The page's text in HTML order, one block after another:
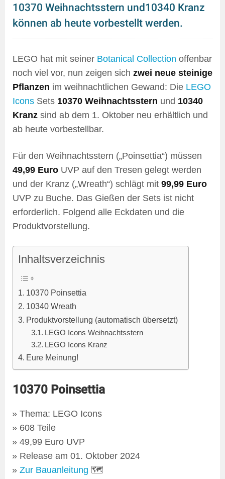
10370 Weihnachtsstern und10340 Kranz
können ab heute vorbestellt werden.
LEGO hat mit seiner Botanical Collection offenbar
noch viel vor, nun zeigen sich zwei neue steinige
Pflanzen im weihnachtlichen Gewand: Die LEGO
Icons Sets 10370 Weihnachtsstern und 10340
Kranz sind ab dem 1. Oktober neu erhältlich und
ab heute vorbestellbar.
Für den Weihnachtsstern („Poinsettia“) müssen
49,99 Euro UVP auf den Tresen gelegt werden
und der Kranz („Wreath“) schlägt mit 99,99 Euro
UVP zu Buche. Das Gießen der Sets ist nicht
erforderlich. Folgend alle Eckdaten und die
Produktvorstellung.
Inhaltsverzeichnis
10370 Poinsettia
10340 Wreath
Produktvorstellung (automatisch übersetzt)
LEGO Icons Weihnachtsstern
LEGO Icons Kranz
Eure Meinung!
10370 Poinsettia
Thema: LEGO Icons
608 Teile
49,99 Euro UVP
Release am 01. Oktober 2024
Zur Bauanleitung 🗺